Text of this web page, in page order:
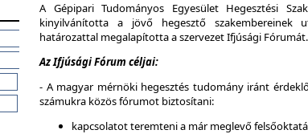
A Gépipari Tudományos Egyesület Hegesztési
kinyilvánította a jövő hegesztő szakembereinek
határozattal megalapította a szervezet Ifjúsági Fórumát.
Az Ifjúsági Fórum céljai:
- A magyar mérnöki hegesztés tudomány iránt
számukra közös fórumot biztosítani:
kapcsolatot teremteni a már meglevő